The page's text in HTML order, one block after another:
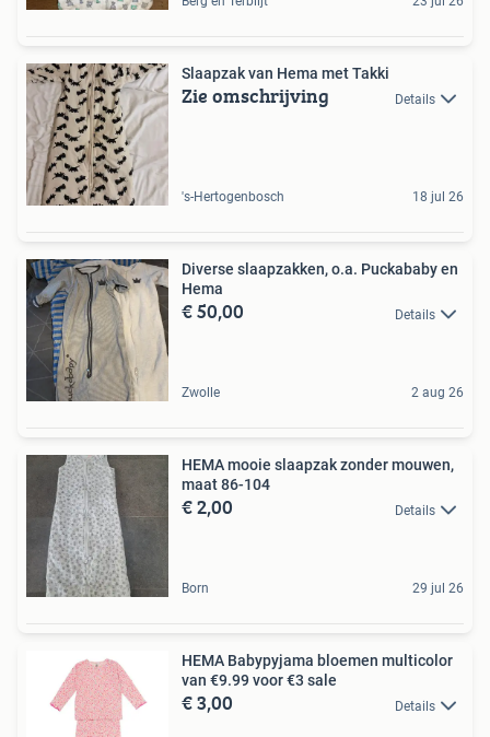
Slaapzak van Hema met Takki
Zie omschrijving Details
's-Hertogenbosch 18 jul 26
Diverse slaapzakken, o.a. Puckababy en
Hema
€ 50,00 Details
Zwolle 2 aug 26
HEMA mooie slaapzak zonder mouwen,
maat 86-104
€ 2,00 Details
Born 29 jul 26
HEMA Babypyjama bloemen multicolor
van €9.99 voor €3 sale
€ 3,00 Details